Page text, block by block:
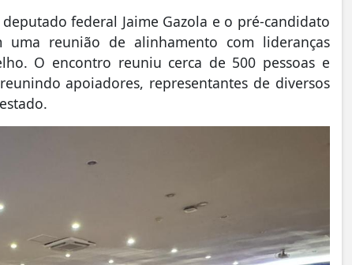
federal Jaime Gazola e o pré-candidato
uma reunião de alinhamento com lideranças
O encontro reuniu cerca de 500 pessoas e
apoiadores, representantes de diversos